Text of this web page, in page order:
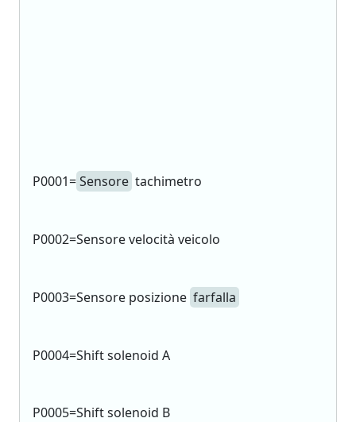
P0001=Sensore tachimetro
P0002=Sensore velocità veicolo
P0003=Sensore posizione farfalla
P0004=Shift solenoid A
P0005=Shift solenoid B